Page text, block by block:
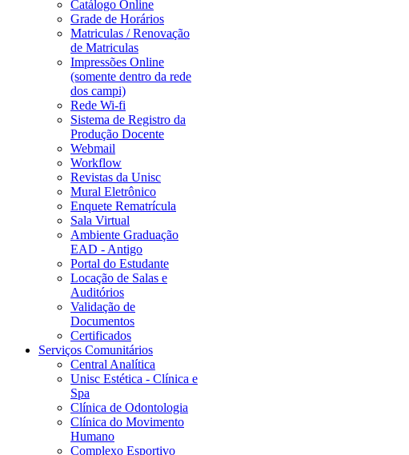
Catálogo Online
Grade de Horários
Matriculas / Renovação
de Matriculas
Impressões Online
(somente dentro da rede
dos campi)
Rede Wi-fi
Sistema de Registro da
Produção Docente
Webmail
Workflow
Revistas da Unisc
Mural Eletrônico
Enquete Rematrícula
Sala Virtual
Ambiente Graduação
EAD - Antigo
Portal do Estudante
Locação de Salas e
Auditórios
Validação de
Documentos
Certificados
Serviços Comunitários
Central Analítica
Unisc Estética - Clínica e
Spa
Clínica de Odontologia
Clínica do Movimento
Humano
Complexo Esportivo